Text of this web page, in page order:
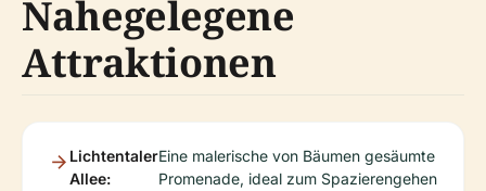
Nahegelegene
Attraktionen
Lichtentaler
Allee:
Eine malerische von Bäumen gesäumte
Promenade, ideal zum Spazierengehen